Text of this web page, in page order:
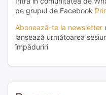
pe grupul de Facebook
Abonează-te la newsletter
lansează următoarea
împăduriri